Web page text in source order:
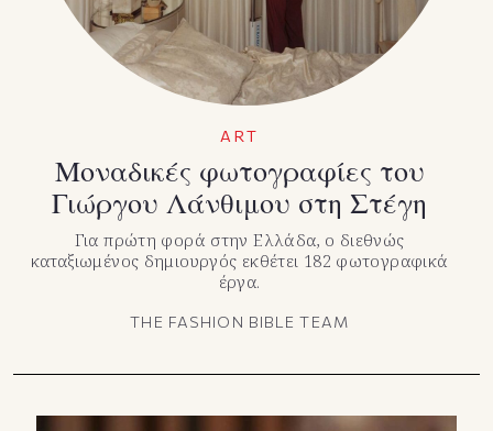
ART
Μοναδικές φωτογραφίες του
Γιώργου Λάνθιμου στη Στέγη
Για πρώτη φορά στην Ελλάδα, ο διεθνώς
καταξιωμένος δημιουργός εκθέτει 182 φωτογραφικά
έργα.
THE FASHION BIBLE TEAM